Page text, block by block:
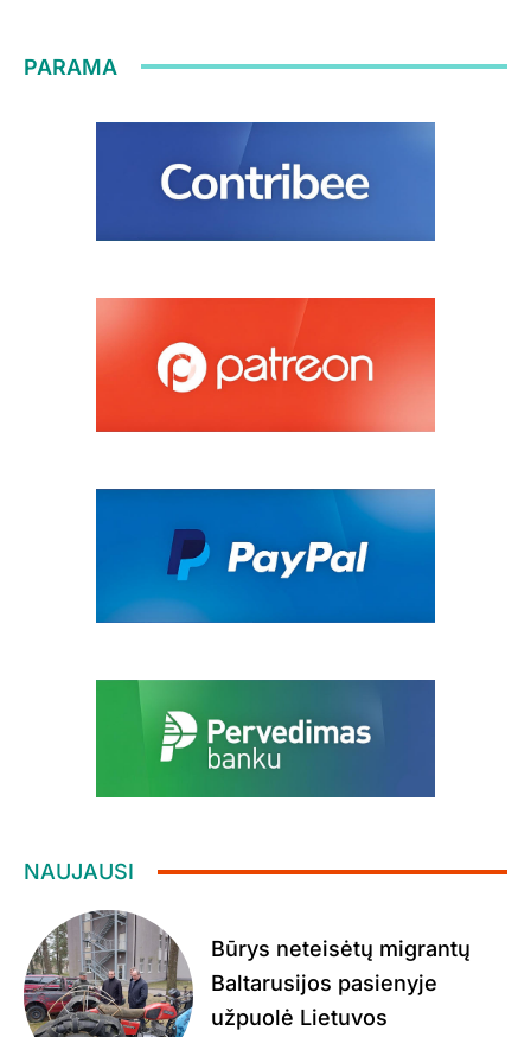
PARAMA
NAUJAUSI
Būrys neteisėtų migrantų
Baltarusijos pasienyje
užpuolė Lietuvos